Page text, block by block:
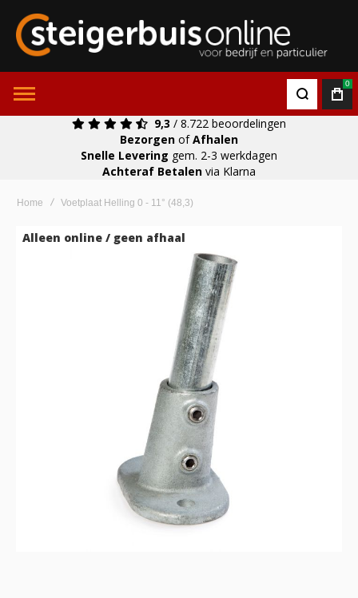
0
9,3 / 8.722 beoordelingen
Bezorgen ofAfhalen
Snelle Levering gem. 2-3 werkdagen
Achteraf Betalen via Klarna
Home Voetplaat Helling 0 - 11° (48,3)
Ga
Alleen online / geen afhaal